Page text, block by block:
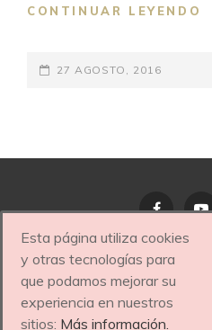
CONTINUAR LEYENDO
PUBLICADO
27 AGOSTO, 2016
COPYRIGHT © 2026
FEMENINA Y PROFESIONAL
MUSIC BAND POR
Esta página utiliza cookies
y otras tecnologías para
que podamos mejorar su
experiencia en nuestros
sitios: Más información.